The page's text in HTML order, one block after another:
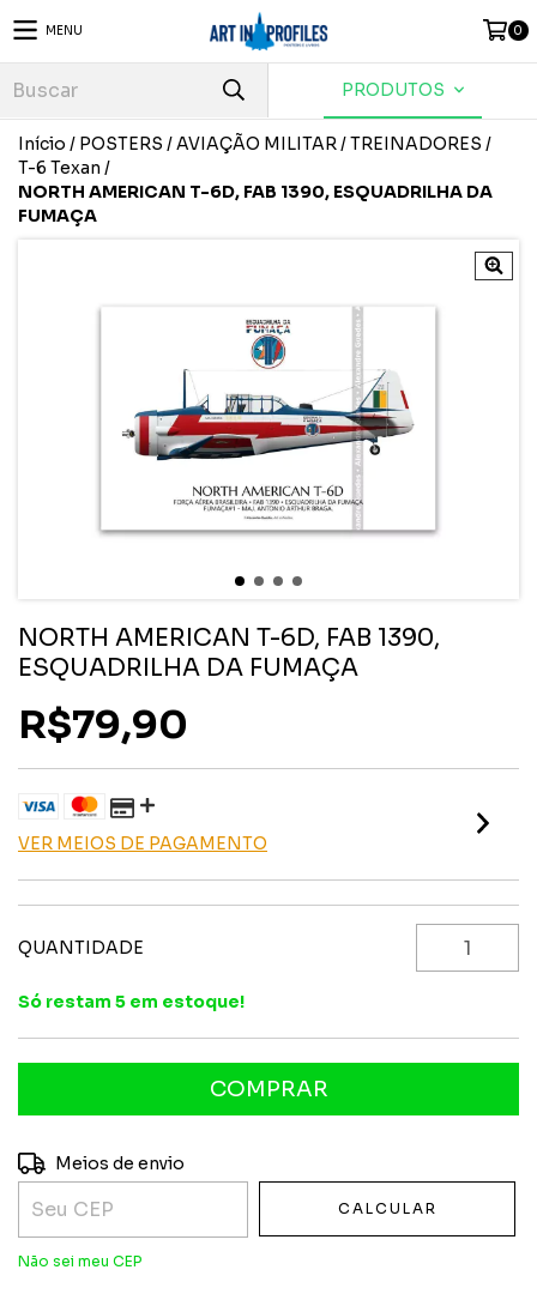
MENU 0
PRODUTOS
Início / POSTERS /AVIAÇÃO MILITAR/TREINADORES /
T-6 Texan /
NORTH AMERICAN T-6D, FAB 1390, ESQUADRILHA DA
FUMAÇA
NORTH AMERICAN T-6D, FAB 1390,
ESQUADRILHA DA FUMAÇA
R$79,90
VER MEIOS DE PAGAMENTO
QUANTIDADE
Só restam 5 em estoque!
Entregas para o CEP:
Meios de envio
CALCULAR
Não sei meu CEP